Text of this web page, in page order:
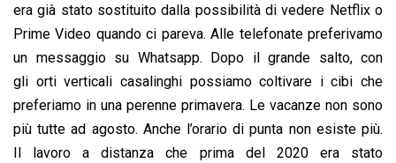
era già stato sostituito dalla possibilità di vedere Netflix o
Prime Video quando ci pareva. Alle telefonate preferivamo
un messaggio su Whatsapp. Dopo il grande salto, con
gli orti verticali casalinghi possiamo coltivare i cibi che
preferiamo in una perenne primavera. Le vacanze non sono
più tutte ad agosto. Anche l’orario di punta non esiste più.
Il lavoro a distanza che prima del 2020 era stato